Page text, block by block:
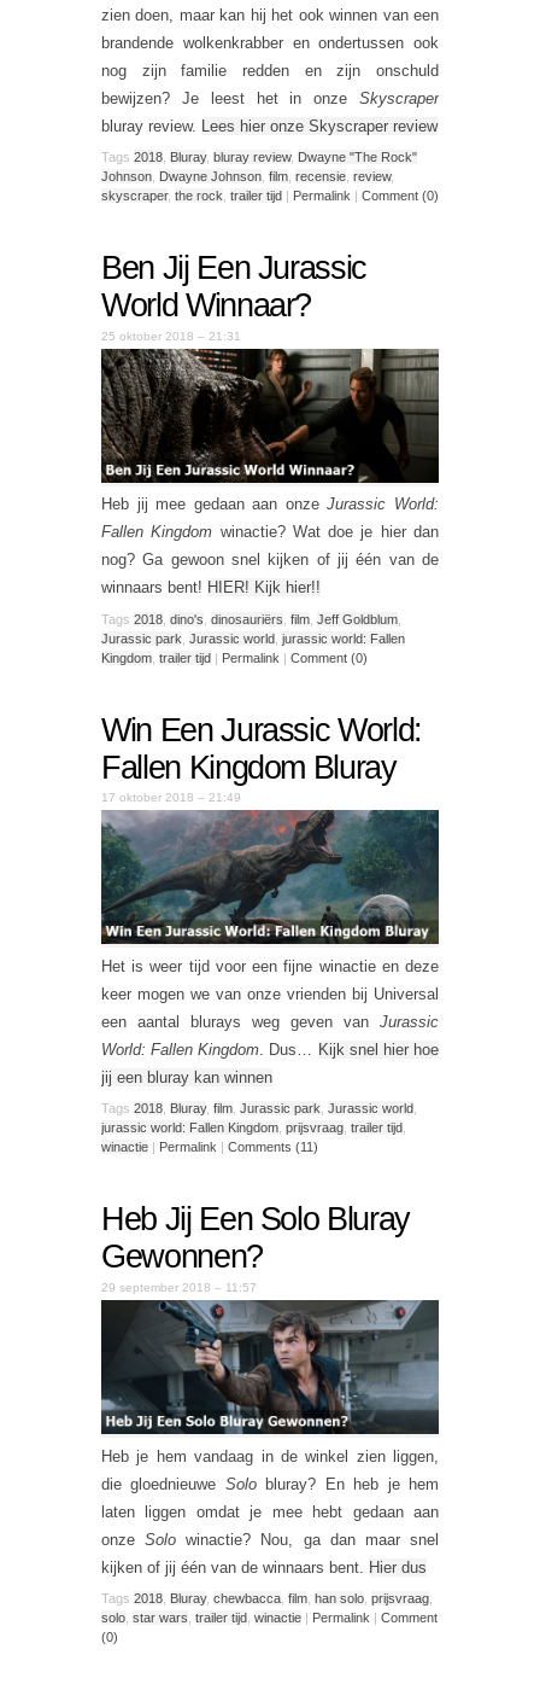
zien doen, maar kan hij het ook winnen van een
brandende wolkenkrabber en ondertussen ook
nog zijn familie redden en zijn onschuld
bewijzen? Je leest het in onze Skyscraper
bluray review.
Lees hier onze Skyscraper review
Tags 2018 Bluray, bluray review, Dwayne "The Rock"
Johnson
Dwayne Johnson film recensie review,
skyscraper, the rock trailer tijd Permalink Comment (0)
Ben Jij Een Jurassic
World Winnaar?
25 oktober 2018 – 21:31
Heb jij mee gedaan aan onzeJurassic World:
Fallen Kingdom winactie? Wat doe je hier dan
nog? Ga gewoon snel kijken of jij één van de
winnaars bent! HIER! Kijk hier!!
Tags 2018 dino's dinosauriërs film Jeff Goldblum
Jurassic park Jurassic world jurassic world: Fallen
Kingdom trailer tijd | Permalink | Comment (0)
Win Een Jurassic World:
Fallen Kingdom Bluray
17 oktober 2018 – 21:49
Het is weer tijd voor een fijne winactie en deze
keer mogen we van onze vrienden bij Universal
een aantal blurays weg geven van Jurassic
World: Fallen Kingdom . Dus…
Kijk snel hier hoe
jij een bluray kan winnen
Tags 2018, Bluray, film, Jurassic park, Jurassic world,
jurassic world: Fallen Kingdom, prijsvraag, trailer tijd,
winactie
Permalink Comments (11)
Heb Jij Een Solo Bluray
Gewonnen?
29 september 2018 – 11:57
Heb je hem vandaag in de winkel zien liggen,
die gloednieuwe Solobluray? En heb je hem
laten liggen omdat je mee hebt gedaan aan
onzeSolo winactie? Nou, ga dan maar snel
kijken of jij één van de winnaars bent. Hier dus
Tags 2018 Bluray, chewbacca film han solo prijsvraag
solo star wars trailer tijd winactie | Permalink | Comment
(0)